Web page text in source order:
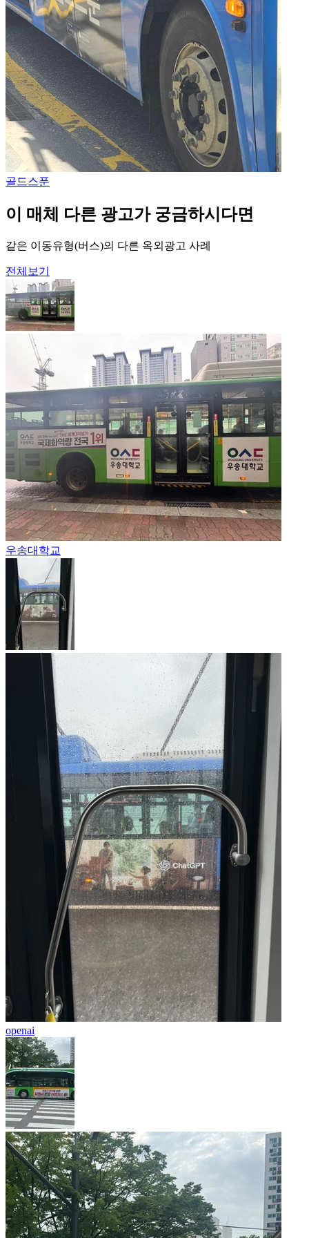
골드스푼
이 매체 다른 광고가 궁금하시다면
같은 이동유형(버스)의 다른 옥외광고 사례
전체보기
우송대학교
openai